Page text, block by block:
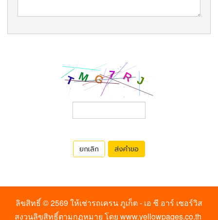
ยกเลิก ส่งคำขอ
ลิขสิทธิ์ © 2569ให้เช่ารถเครน ภูเก็ต - เอ ซี อาร์ เซอร์วิส
สงวนลิขสิทธิ์ตามกฏหมาย โดย www.yellowpages.co.th